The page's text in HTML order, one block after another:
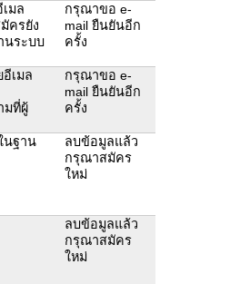
มล
ครยัง
นระบบ
กรุณาขอ e-
mail ยืนยันอีก
ครั้ง
เมล
มที่ผู้
กรุณาขอ e-
mail ยืนยันอีก
ครั้ง
นฐาน
ลบข้อมูลแล้ว
กรุณาสมัคร
ใหม่
ลบข้อมูลแล้ว
กรุณาสมัคร
ใหม่